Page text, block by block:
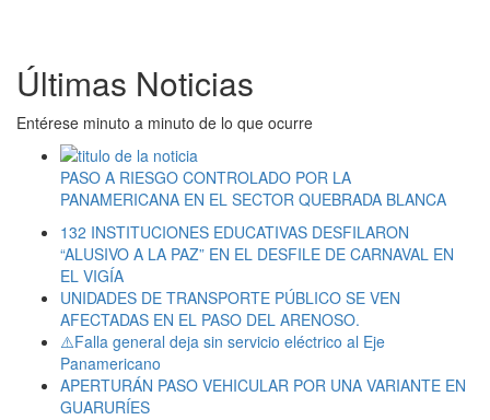
Últimas Noticias
Entérese minuto a minuto de lo que ocurre
PASO A RIESGO CONTROLADO POR LA
PANAMERICANA EN EL SECTOR QUEBRADA BLANCA
132 INSTITUCIONES EDUCATIVAS DESFILARON
“ALUSIVO A LA PAZ” EN EL DESFILE DE CARNAVAL EN
EL VIGÍA
UNIDADES DE TRANSPORTE PÚBLICO SE VEN
AFECTADAS EN EL PASO DEL ARENOSO.
⚠️Falla general deja sin servicio eléctrico al Eje
Panamericano
APERTURÁN PASO VEHICULAR POR UNA VARIANTE EN
GUARURÍES